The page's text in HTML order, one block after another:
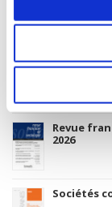
Revue
Revue
2026
Sociétés